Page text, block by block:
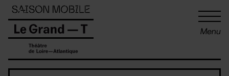
Menu
Panneau de gestion des cookies